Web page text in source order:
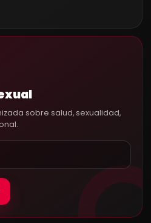
sobre salud, sexualidad,